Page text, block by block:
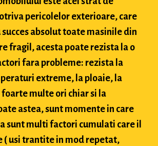
pericolelor exterioare, care
succes absolut toate masinile din
fragil, acesta poate rezista la o
fara probleme: rezista la
extreme, la ploaie, la
foarte multe ori chiar si la
astea, sunt momente in care
sunt multi factori cumulati care il
( usi trantite in mod repetat,